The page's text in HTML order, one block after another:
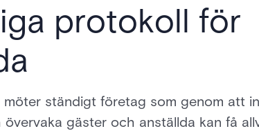
protokoll för
ständigt företag som genom att
gäster och anställda kan få